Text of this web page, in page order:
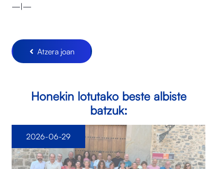
—|—
Atzera joan
Honekin lotutako beste albiste
batzuk:
2026-06-29